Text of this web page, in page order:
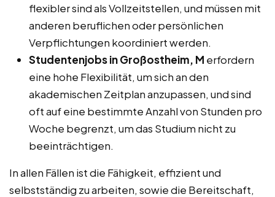
flexibler sind als Vollzeitstellen, und müssen mit
anderen beruflichen oder persönlichen
Verpflichtungen koordiniert werden.
Studentenjobs in Großostheim, M erfordern
eine hohe Flexibilität, um sich an den
akademischen Zeitplan anzupassen, und sind
oft auf eine bestimmte Anzahl von Stunden pro
Woche begrenzt, um das Studium nicht zu
beeinträchtigen.
In allen Fällen ist die Fähigkeit, effizient und
selbstständig zu arbeiten, sowie die Bereitschaft,